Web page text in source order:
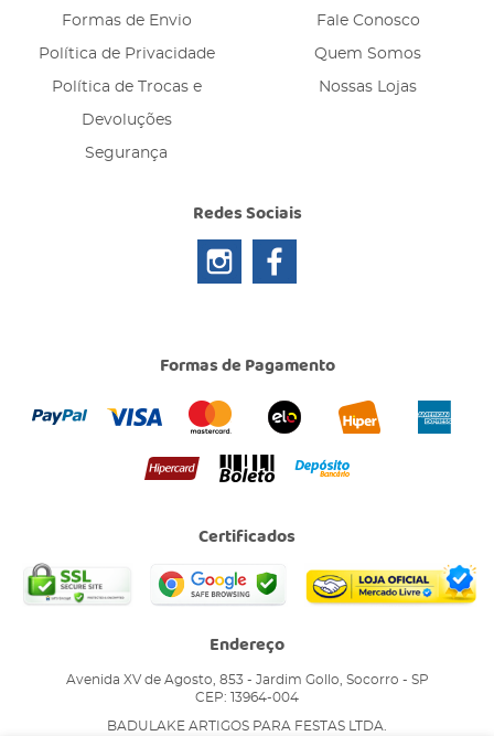
Formas de Envio
Política de Privacidade
Política de Trocas e
Devoluções
Segurança
Fale Conosco
Quem Somos
Nossas Lojas
Redes Sociais
Formas de Pagamento
Certificados
Endereço
Avenida XV de Agosto, 853- Jardim Gollo, Socorro - SP
CEP: 13964-004
BADULAKE ARTIGOS PARA FESTAS LTDA.